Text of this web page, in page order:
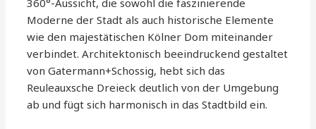
360°-Aussicht, die sowohl die faszinierende
Moderne der Stadt als auch historische Elemente
wie den majestätischen Kölner Dom miteinander
verbindet. Architektonisch beeindruckend gestaltet
von Gatermann+Schossig, hebt sich das
Reuleauxsche Dreieck deutlich von der Umgebung
ab und fügt sich harmonisch in das Stadtbild ein.